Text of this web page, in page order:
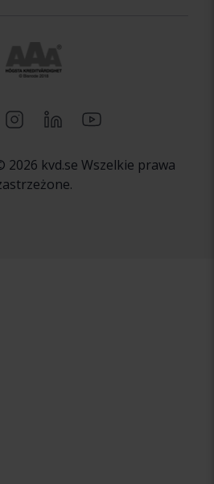
kvd.se Wszelkie prawa